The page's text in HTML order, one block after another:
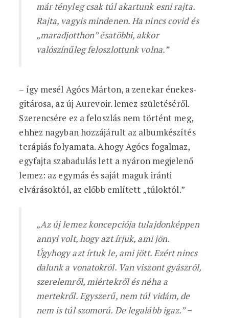
már tényleg csak túl akartunk esni rajta.
Rajta, vagyis mindenen. Ha nincs covid és
„maradjotthon” ésatöbbi, akkor
valószínűleg feloszlottunk volna.”
– így mesél Agócs Márton, a zenekar énekes-
gitárosa, az új Aurevoir. lemez születéséről.
Szerencsére ez a feloszlás nem történt meg,
ehhez nagyban hozzájárult az albumkészítés
terápiás folyamata. Ahogy Agócs fogalmaz,
egyfajta szabadulás lett a nyáron megjelenő
lemez: az egymás és saját maguk iránti
elvárásoktól, az előbb említett „túloktól.”
„Az új lemez koncepciója tulajdonképpen
annyi volt, hogy azt írjuk, ami jön.
Úgyhogy azt írtuk le, ami jött. Ezért nincs
dalunk a vonatokról. Van viszont gyászról,
szerelemről, miértekről és néha a
mertekről. Egyszerű, nem túl vidám, de
nem is túl szomorú. De legalább igaz.”–